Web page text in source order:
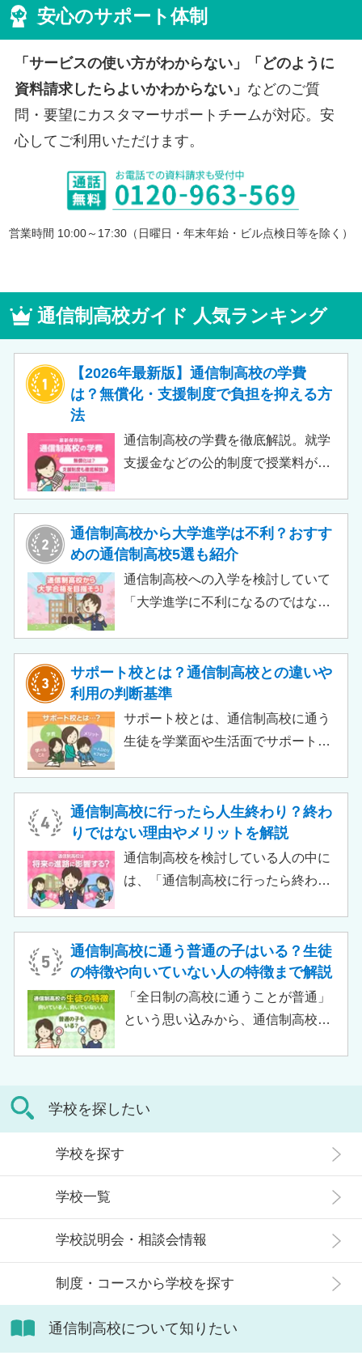
安心のサポート体制
「サービスの使い方がわからない」「どのように
資料請求したらよいかわからない」 などのご質
問・要望にカスタマーサポートチームが対応。安
心してご利用いただけます。
営業時間 10:00～17:30（日曜日・年末年始・ビル点検日等を除く）
通信制高校ガイド 人気ランキング
【2026年最新版】通信制高校の学費
は？無償化・支援制度で負担を抑える方
法
通信制高校の学費を徹底解説。就学
支援金などの公的制度で授業料が実
目安、申請時の注意点などをわかり
やすく解説します。費用負担を抑え
られるのでチェックしてみましょ
う。
通信制高校から大学進学は不利？おすす
めの通信制高校5選も紹介
通信制高校への入学を検討していて
「大学進学に不利になるのではない
のではないでしょうか。 結論とし
て、通信制高校に通っているからと
いって大学進学に不利になることは
ありません。中には、大学進学を想
格実績を豊富にもつ学校もありま
す。
サポート校とは？通信制高校との違いや
利用の判断基準
サポート校とは、通信制高校に通う
生徒を学業面や生活面でサポートす
め、サポート校のみでは高卒資格を
取得できません。 ただし、個別の学
習指導やスクールカウンセラーによ
る生活面での相談など手厚い支援が
でしょう。 この記事では、サポート
校の特徴や通信制高校との違い、メ
リット・デメリットについて解説し
ます。
通信制高校に行ったら人生終わり？終わ
りではない理由やメリットを解説
通信制高校を検討している人の中に
は、「通信制高校に行ったら終わ
がある人もいるのではないでしょう
か。 結論から言うと、通信制高校に
行ったからといって「人生終了」で
は決してありません。通信制高校で
の記事では、通信制高校に行くこと
が人生終わりではない理由や、通う
せた高校選びについて解説します。
通信制高校に通う普通の子はいる？生徒
の特徴や向いていない人の特徴まで解説
「全日制の高校に通うことが普通」
という思い込みから、通信制高校へ
生徒」などが通う学校という、先入
観がある人もいるかもしれません。
増加傾向にあり、さまざまな生徒が
在籍しています。 この記事では、通
信制高校にはどのような生徒が通っ
ているかや、通信制高校に向いてい
ます。
学校を探したい
学校を探す
学校一覧
学校説明会・相談会情報
制度・コースから学校を探す
通信制高校について知りたい